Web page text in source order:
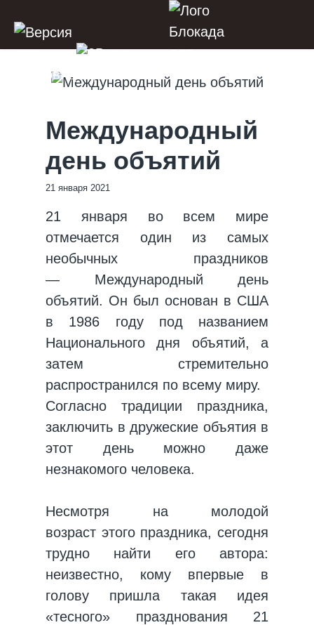
Международный
день объятий
21 января 2021
21 января во всем мире
отмечается один из самых
необычных праздников
— Международный день
объятий. Он был основан в США
в 1986 году под названием
Национального дня объятий, а
затем стремительно
распространился по всему миру.
Согласно традиции праздника,
заключить в дружеские объятия в
этот день можно даже
незнакомого человека.
Несмотря на молодой
возраст этого праздника, сегодня
трудно найти его автора:
неизвестно, кому впервые в
голову пришла такая идея
«тесного» празднования 21